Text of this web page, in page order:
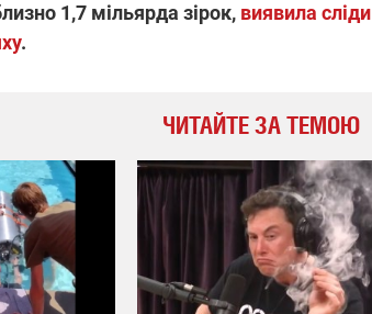
1,7 мільярда зірок, виявила
.
ЧИТАЙТЕ ЗА ТЕМОЮ